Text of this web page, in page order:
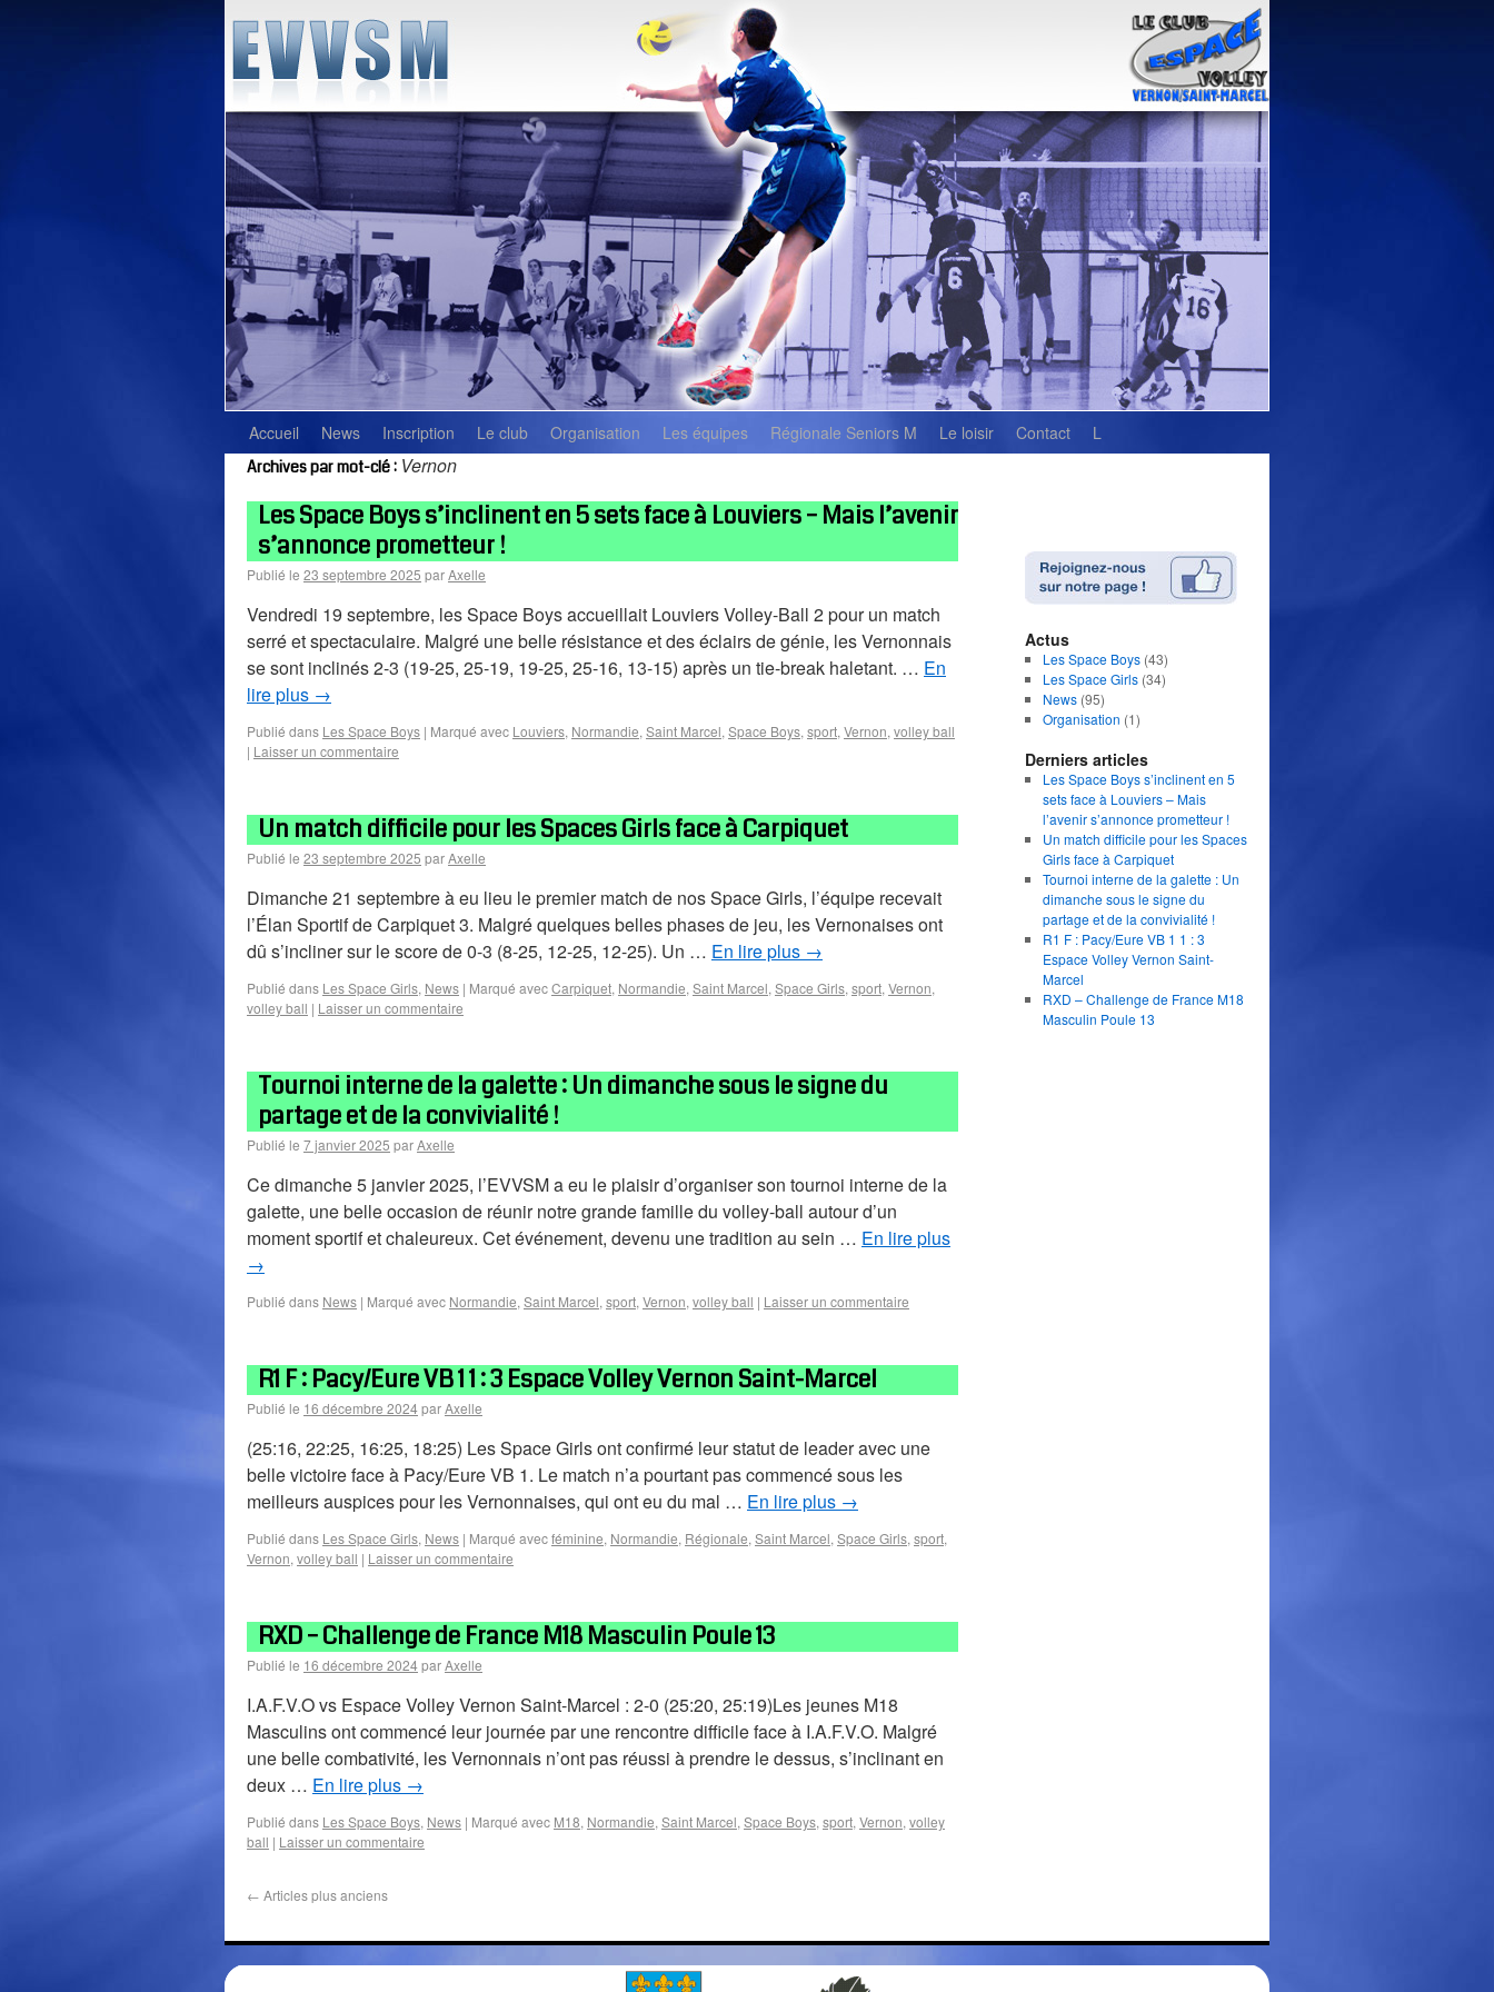
Accueil News Inscription Le club Organisation Les équipes Régionale Seniors M Le loisir Contact
L
Archives par mot-clé : Vernon
Les Space Boys s’inclinent en 5 sets face à Louviers – Mais l’avenir
s’annonce prometteur !
Publié le 23 septembre 2025 parAxelle
Vendredi 19 septembre, les Space Boys accueillait Louviers Volley-Ball 2 pour un match
serré et spectaculaire. Malgré une belle résistance et des éclairs de génie, les Vernonnais
se sont inclinés 2-3 (19-25, 25-19, 19-25, 25-16, 13-15) après un tie-break haletant. … En
lire plus →
Publié dans Les Space Boys | Marqué avec Louviers, Normandie, Saint Marcel, Space Boys, sport, Vernon, volley ball
| Laisser un commentaire
Un match difficile pour les Spaces Girls face à Carpiquet
Publié le 23 septembre 2025 parAxelle
Dimanche 21 septembre à eu lieu le premier match de nos Space Girls, l’équipe recevait
l’Élan Sportif de Carpiquet 3. Malgré quelques belles phases de jeu, les Vernonaises ont
dû s’incliner sur le score de 0-3 (8-25, 12-25, 12-25). Un … En lire plus →
Publié dans Les Space Girls, News | Marqué avecCarpiquet, Normandie, Saint Marcel, Space Girls, sport, Vernon,
volley ball | Laisser un commentaire
Tournoi interne de la galette : Un dimanche sous le signe du
partage et de la convivialité !
Publié le 7 janvier 2025 parAxelle
Ce dimanche 5 janvier 2025, l’EVVSM a eu le plaisir d’organiser son tournoi interne de la
galette, une belle occasion de réunir notre grande famille du volley-ball autour d’un
moment sportif et chaleureux. Cet événement, devenu une tradition au sein … En lire plus
→
Publié dans News | Marqué avec Normandie, Saint Marcel, sport, Vernon, volley ball | Laisser un commentaire
R1 F : Pacy/Eure VB 1 1 : 3 Espace Volley Vernon Saint-Marcel
Publié le 16 décembre 2024parAxelle
(25:16, 22:25, 16:25, 18:25) Les Space Girls ont confirmé leur statut de leader avec une
belle victoire face à Pacy/Eure VB 1. Le match n’a pourtant pas commencé sous les
meilleurs auspices pour les Vernonnaises, qui ont eu du mal … En lire plus →
Publié dans Les Space Girls, News | Marqué avecféminine, Normandie, Régionale, Saint Marcel, Space Girls, sport,
Vernon, volley ball | Laisser un commentaire
RXD – Challenge de France M18 Masculin Poule 13
Publié le 16 décembre 2024parAxelle
I.A.F.V.O vs Espace Volley Vernon Saint-Marcel : 2-0 (25:20, 25:19)Les jeunes M18
Masculins ont commencé leur journée par une rencontre difficile face à I.A.F.V.O. Malgré
une belle combativité, les Vernonnais n’ont pas réussi à prendre le dessus, s’inclinant en
deux … En lire plus →
Publié dans Les Space Boys, News | Marqué avec M18, Normandie, Saint Marcel, Space Boys, sport, Vernon, volley
ball | Laisser un commentaire
← Articles plus anciens
Actus
Les Space Boys(43)
Les Space Girls(34)
News(95)
Organisation (1)
Derniers articles
Les Space Boys s’inclinent en 5
sets face à Louviers – Mais
l’avenir s’annonce prometteur !
Un match difficile pour les Spaces
Girls face à Carpiquet
Tournoi interne de la galette : Un
dimanche sous le signe du
partage et de la convivialité !
R1 F : Pacy/Eure VB 1 1 : 3
Espace Volley Vernon Saint-
Marcel
RXD – Challenge de France M18
Masculin Poule 13